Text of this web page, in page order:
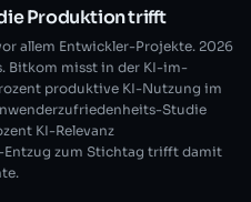
Produktion trifft
allem Entwickler-Projekte. 2026
Bitkom misst in der KI-im-
produktive KI-Nutzung im
Studie
KI-Relevanz
Entzug zum Stichtag trifft damit